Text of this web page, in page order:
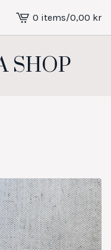
View
cart
0 items/0,00 kr
SHOP